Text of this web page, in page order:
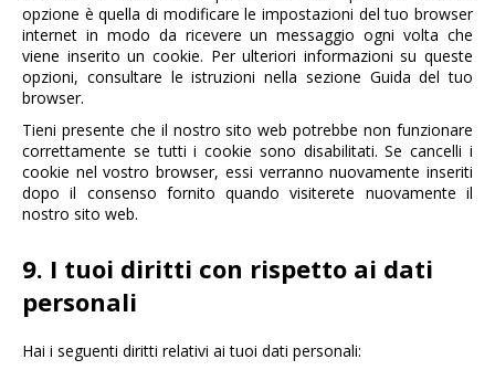
opzione è quella di modificare le impostazioni del tuo browser
internet in modo da ricevere un messaggio ogni volta che
viene inserito un cookie. Per ulteriori informazioni su queste
opzioni, consultare le istruzioni nella sezione Guida del tuo
browser.
Tieni presente che il nostro sito web potrebbe non funzionare
correttamente se tutti i cookie sono disabilitati. Se cancelli i
cookie nel vostro browser, essi verranno nuovamente inseriti
dopo il consenso fornito quando visiterete nuovamente il
nostro sito web.
9. I tuoi diritti con rispetto ai dati
personali
Hai i seguenti diritti relativi ai tuoi dati personali: